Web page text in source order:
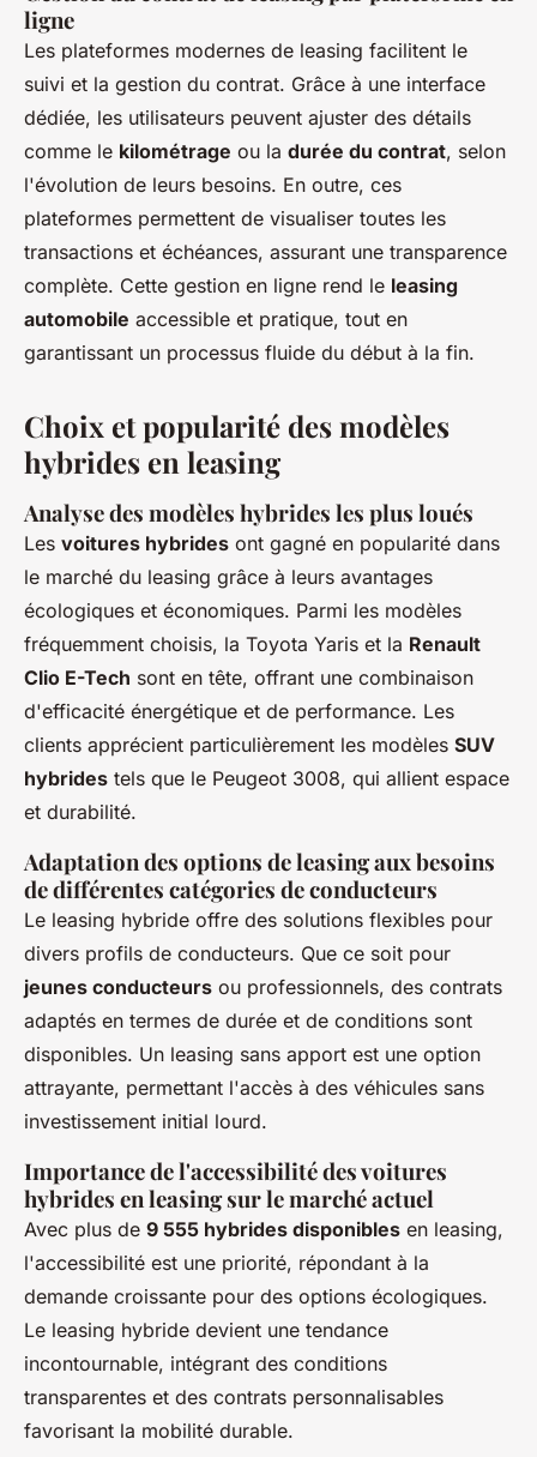
ligne
Les plateformes modernes de leasing facilitent le
suivi et la gestion du contrat. Grâce à une interface
dédiée, les utilisateurs peuvent ajuster des détails
comme le kilométrage ou la durée du contrat, selon
l'évolution de leurs besoins. En outre, ces
plateformes permettent de visualiser toutes les
transactions et échéances, assurant une transparence
complète. Cette gestion en ligne rend le leasing
automobile accessible et pratique, tout en
garantissant un processus fluide du début à la fin.
Choix et popularité des modèles
hybrides en leasing
Analyse des modèles hybrides les plus loués
Les voitures hybrides ont gagné en popularité dans
le marché du leasing grâce à leurs avantages
écologiques et économiques. Parmi les modèles
fréquemment choisis, la Toyota Yaris et la Renault
Clio E-Tech sont en tête, offrant une combinaison
d'efficacité énergétique et de performance. Les
clients apprécient particulièrement les modèles SUV
hybrides tels que le Peugeot 3008, qui allient espace
et durabilité.
Adaptation des options de leasing aux besoins
de différentes catégories de conducteurs
Le leasing hybride offre des solutions flexibles pour
divers profils de conducteurs. Que ce soit pour
jeunes conducteurs ou professionnels, des contrats
adaptés en termes de durée et de conditions sont
disponibles. Un leasing sans apport est une option
attrayante, permettant l'accès à des véhicules sans
investissement initial lourd.
Importance de l'accessibilité des voitures
hybrides en leasing sur le marché actuel
Avec plus de 9 555 hybrides disponibles en leasing,
l'accessibilité est une priorité, répondant à la
demande croissante pour des options écologiques.
Le leasing hybride devient une tendance
incontournable, intégrant des conditions
transparentes et des contrats personnalisables
favorisant la mobilité durable.